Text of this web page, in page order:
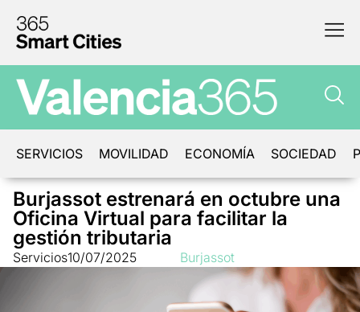
SERVICIOS MOVILIDAD ECONOMÍA SOCIEDAD
Burjassot estrenará en octubre una
Oficina Virtual para facilitar la
gestión tributaria
Servicios10/07/2025 Burjassot